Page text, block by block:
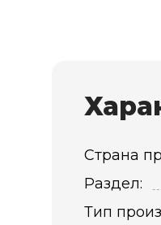
Страна
Раздел:
Тип